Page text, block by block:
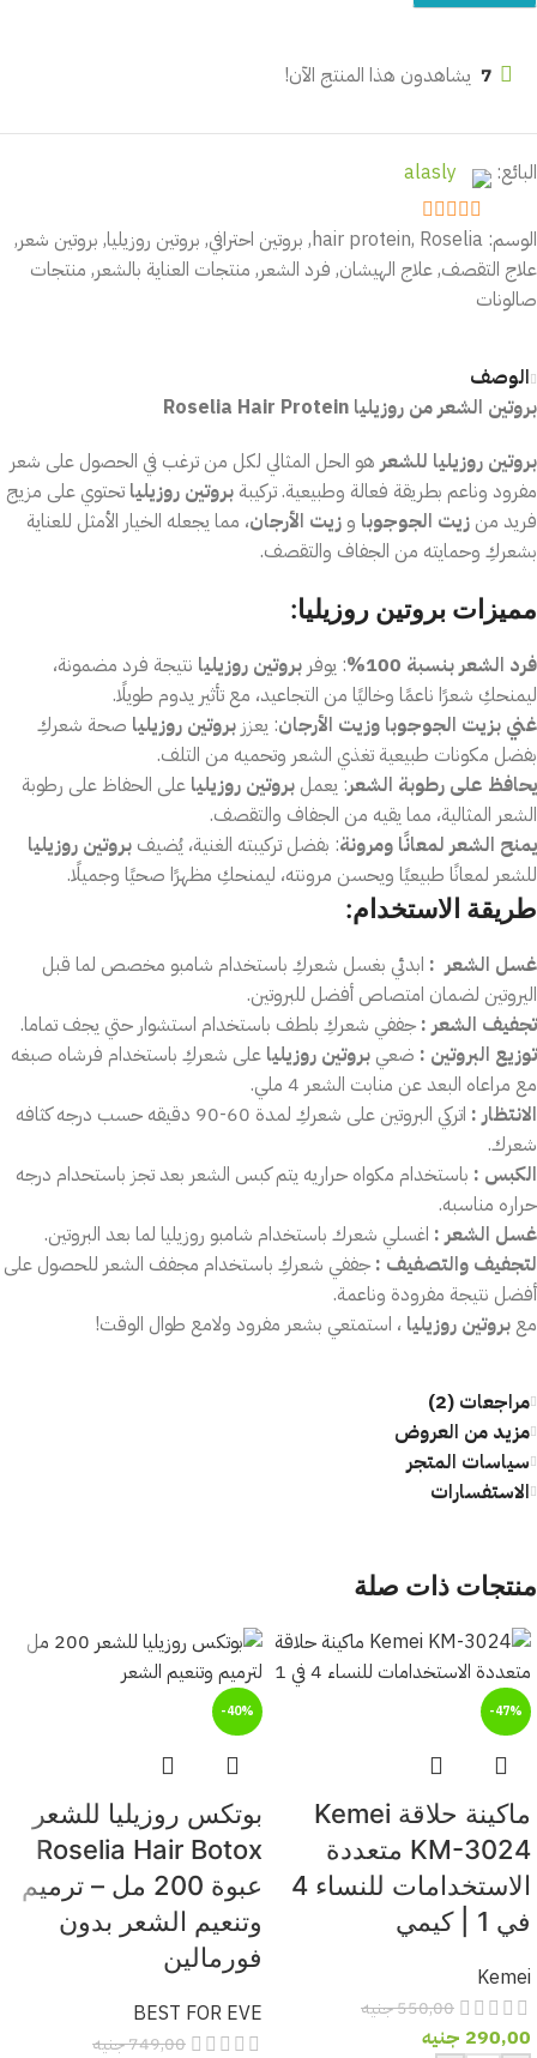
7 يشاهدون هذا المنتج الآن!
البائع: alasly
5
out of 5
الوسم: hair protein, Roselia
, بروتين احترافي, بروتين روزيليا, بروتين شعر,
علاج التقصف,علاج الهيشان, فرد الشعر, منتجات العناية بالشعر, منتجات
صالونات
الوصف
بروتين الشعر من روزيليا Roselia Hair Protein
بروتين روزيليا للشعر هو الحل المثالي لكل من ترغب في الحصول على شعر
مفرود وناعم بطريقة فعالة وطبيعية. تركيبة بروتين روزيليا تحتوي على مزيج
فريد من زيت الجوجوبا و زيت الأرجان، مما يجعله الخيار الأمثل للعناية
بشعركِ وحمايته من الجفاف والتقصف.
مميزات بروتين روزيليا:
فرد الشعر بنسبة 100% : يوفر بروتين روزيليا نتيجة فرد مضمونة،
ليمنحكِ شعرًا ناعمًا وخاليًا من التجاعيد، مع تأثير يدوم طويلًا.
غني بزيت الجوجوبا وزيت الأرجان: يعزز بروتين روزيليا صحة شعركِ
بفضل مكونات طبيعية تغذي الشعر وتحميه من التلف.
يحافظ على رطوبة الشعر: يعمل بروتين روزيليا على الحفاظ على رطوبة
الشعر المثالية، مما يقيه من الجفاف والتقصف.
يمنح الشعر لمعانًا ومرونة: بفضل تركيبته الغنية، يُضيف بروتين روزيليا
للشعر لمعانًا طبيعيًا ويحسن مرونته، ليمنحكِ مظهرًا صحيًا وجميلًا.
طريقة الاستخدام:
غسل الشعر : ابدئي بغسل شعركِ باستخدام شامبو مخصص لما قبل
اليروتين لضمان امتصاص أفضل للبروتين.
تجفيف الشعر : جففي شعركِ بلطف باستخدام استشوار حتي يجف تماما.
توزيع البروتين : ضعي بروتين روزيليا على شعركِ باستخدام فرشاه صبغه
مع مراعاه البعد عن منابت الشعر 4 ملي.
الانتظار :
اتركي البروتين على شعركِ لمدة 60-90 دقيقه حسب درجه كثافه
شعرك.
الكبس : باستخدام مكواه حراريه يتم كبس الشعر بعد تجز باستحدام درجه
حراره مناسبه.
غسل الشعر : اغسلي شعرك باستخدام شامبو روزيليا لما بعد البروتين.
لتجفيف والتصفيف : جففي شعركِ باستخدام مجفف الشعر للحصول على
أفضل نتيجة مفرودة وناعمة.
مع بروتين روزيليا ، استمتعي بشعر مفرود ولامع طوال الوقت!
مراجعات (2)
مزيد من العروض
سياسات المتجر
الاستفسارات
منتجات ذات صلة
-47%
ماكينة حلاقة Kemei
KM-3024 متعددة
الاستخدامات للنساء 4
في 1 | كيمي
Kemei
550,00جنيه
290,00 جنيه
-40%
بوتكس روزيليا للشعر
Roselia Hair Botox
عبوة 200 مل – ترميم
وتنعيم الشعر بدون
فورمالين
BEST FOR EVE
749,00جنيه